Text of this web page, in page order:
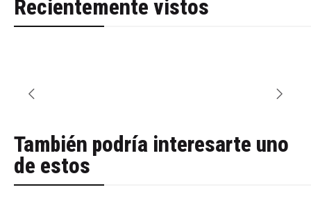
Recientemente vistos
También podría interesarte uno
de estos